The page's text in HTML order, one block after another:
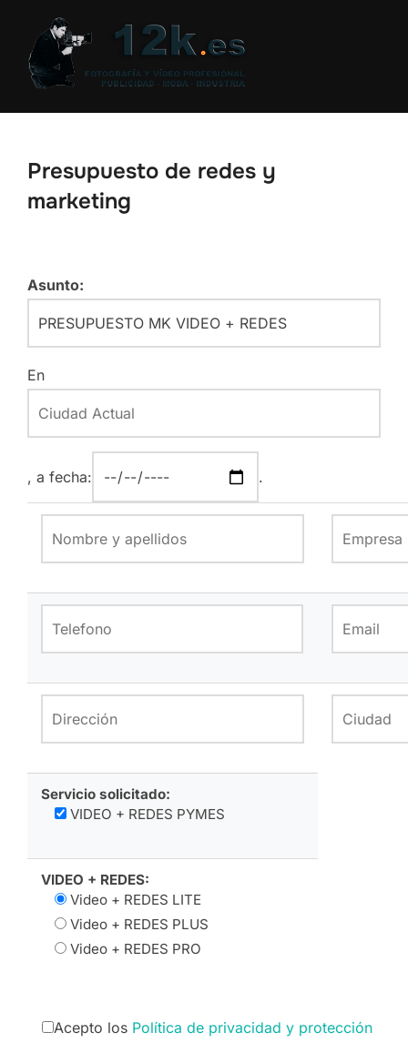
contenido
Presupuesto de redes y
marketing
Asunto:
En
, a fecha: .
Servicio solicitado:
VIDEO + REDES PYMES
VIDEO + REDES:
Video + REDES LITE
Video + REDES PLUS
Video + REDES PRO
Acepto los Política de privacidad y protección